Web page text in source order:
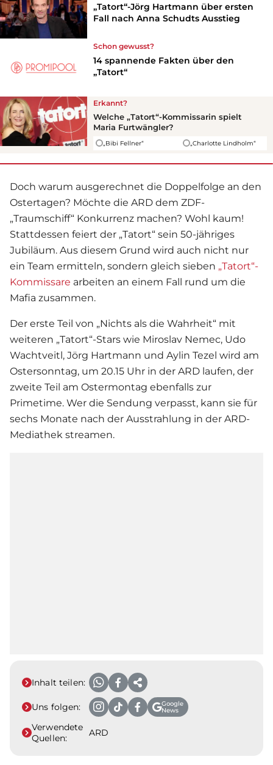
„Tatort“-Jörg Hartmann über ersten
Fall nach Anna Schudts Ausstieg
Schon gewusst?
14 spannende Fakten über den
„Tatort“
Erkannt?
Welche „Tatort“-Kommissarin spielt
Maria Furtwängler?
„Bibi Fellner“ „Charlotte Lindholm“
Doch warum ausgerechnet die Doppelfolge an den
Ostertagen? Möchte die ARD dem ZDF-
„Traumschiff“ Konkurrenz machen? Wohl kaum!
Stattdessen feiert der „Tatort“ sein 50-jähriges
Jubiläum. Aus diesem Grund wird auch nicht nur
ein Team ermitteln, sondern gleich sieben „Tatort“-
Kommissare arbeiten an einem Fall rund um die
Mafia zusammen.
Der erste Teil von „Nichts als die Wahrheit“ mit
weiteren „Tatort“-Stars wie Miroslav Nemec, Udo
Wachtveitl, Jörg Hartmann und Aylin Tezel wird am
Ostersonntag, um 20.15 Uhr in der ARD laufen, der
zweite Teil am Ostermontag ebenfalls zur
Primetime. Wer die Sendung verpasst, kann sie für
sechs Monate nach der Ausstrahlung in der ARD-
Mediathek streamen.
Inhalt teilen:
Uns folgen:
Google
News
Verwendete
Quellen:
ARD